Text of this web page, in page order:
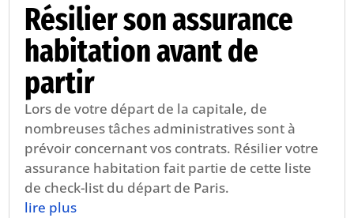
Résilier son assurance
habitation avant de
partir
Lors de votre départ de la capitale, de
nombreuses tâches administratives sont à
prévoir concernant vos contrats. Résilier votre
assurance habitation fait partie de cette liste
de check-list du départ de Paris.
lire plus